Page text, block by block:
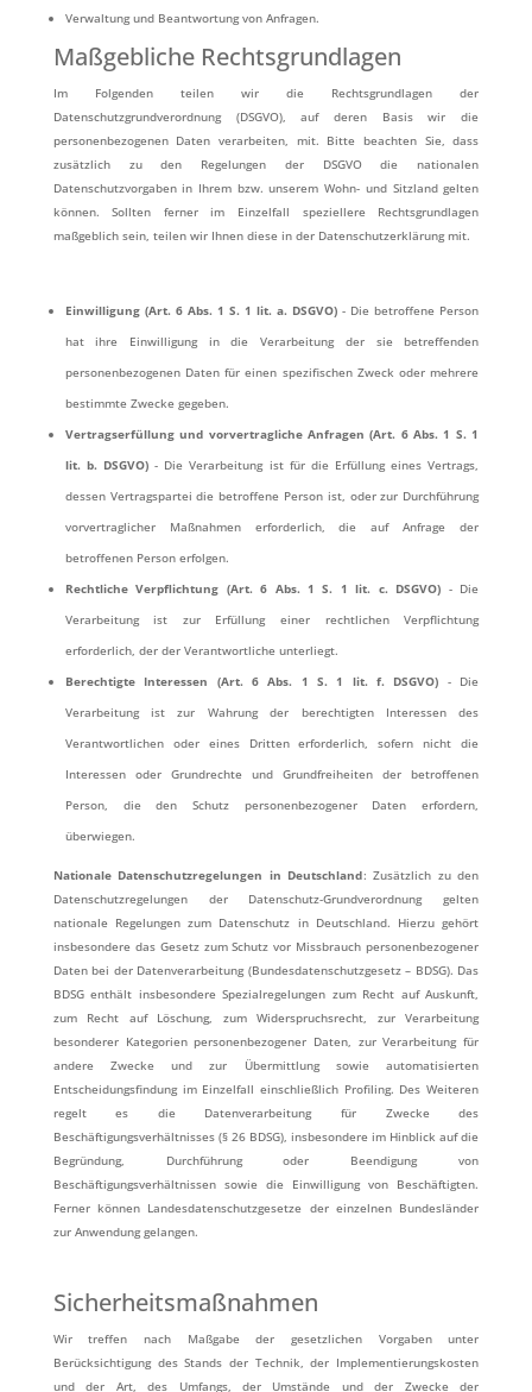
Verwaltung und Beantwortung von Anfragen.
Maßgebliche Rechtsgrundlagen
Im Folgenden teilen wir die Rechtsgrundlagen der
Datenschutzgrundverordnung (DSGVO), auf deren Basis wir die
personenbezogenen Daten verarbeiten, mit. Bitte beachten Sie, dass
zusätzlich zu den Regelungen der DSGVO die nationalen
Datenschutzvorgaben in Ihrem bzw. unserem Wohn- und Sitzland gelten
können. Sollten ferner im Einzelfall speziellere Rechtsgrundlagen
maßgeblich sein, teilen wir Ihnen diese in der Datenschutzerklärung mit.
Einwilligung (Art. 6 Abs. 1 S. 1 lit. a. DSGVO) - Die betroffene Person
hat ihre Einwilligung in die Verarbeitung der sie betreffenden
personenbezogenen Daten für einen spezifischen Zweck oder mehrere
bestimmte Zwecke gegeben.
Vertragserfüllung und vorvertragliche Anfragen (Art. 6 Abs. 1 S. 1
lit. b. DSGVO) - Die Verarbeitung ist für die Erfüllung eines Vertrags,
dessen Vertragspartei die betroffene Person ist, oder zur Durchführung
vorvertraglicher Maßnahmen erforderlich, die auf Anfrage der
betroffenen Person erfolgen.
Rechtliche Verpflichtung (Art. 6 Abs. 1 S. 1 lit. c. DSGVO) - Die
Verarbeitung ist zur Erfüllung einer rechtlichen Verpflichtung
erforderlich, der der Verantwortliche unterliegt.
Berechtigte Interessen (Art. 6 Abs. 1 S. 1 lit. f. DSGVO) - Die
Verarbeitung ist zur Wahrung der berechtigten Interessen des
Verantwortlichen oder eines Dritten erforderlich, sofern nicht die
Interessen oder Grundrechte und Grundfreiheiten der betroffenen
Person, die den Schutz personenbezogener Daten erfordern,
überwiegen.
Nationale Datenschutzregelungen in Deutschland: Zusätzlich zu den
Datenschutzregelungen der Datenschutz-Grundverordnung gelten
nationale Regelungen zum Datenschutz in Deutschland. Hierzu gehört
insbesondere das Gesetz zum Schutz vor Missbrauch personenbezogener
Daten bei der Datenverarbeitung (Bundesdatenschutzgesetz – BDSG). Das
BDSG enthält insbesondere Spezialregelungen zum Recht auf Auskunft,
zum Recht auf Löschung, zum Widerspruchsrecht, zur Verarbeitung
besonderer Kategorien personenbezogener Daten, zur Verarbeitung für
andere Zwecke und zur Übermittlung sowie automatisierten
Entscheidungsfindung im Einzelfall einschließlich Profiling. Des Weiteren
regelt es die Datenverarbeitung für Zwecke des
Beschäftigungsverhältnisses (§ 26 BDSG), insbesondere im Hinblick auf die
Begründung, Durchführung oder Beendigung von
Beschäftigungsverhältnissen sowie die Einwilligung von Beschäftigten.
Ferner können Landesdatenschutzgesetze der einzelnen Bundesländer
zur Anwendung gelangen.
Sicherheitsmaßnahmen
Wir treffen nach Maßgabe der gesetzlichen Vorgaben unter
Berücksichtigung des Stands der Technik, der Implementierungskosten
und der Art, des Umfangs, der Umstände und der Zwecke der